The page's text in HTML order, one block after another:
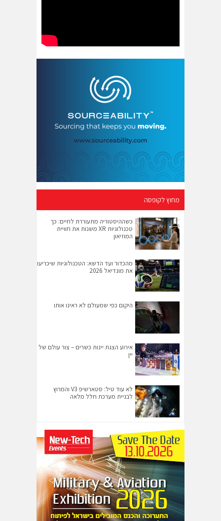
מחוץ לקופסה
כשההיסטוריה מתעוררת לחיים: כך
טכנולוגיות XR משנות את חוויית
המוזיאון
מהכדור ועד הדשא: הטכנולוגיות שיכריעו
את מונדיאל 2026
היקום כפי שמעולם לא ראינו אותו
אירוע הצגת יינות כשרים – צור עולם של
יין
לא עוד טיל: סטארשיפ V3 והמרוץ
לבניית מערכת חלל מלאה